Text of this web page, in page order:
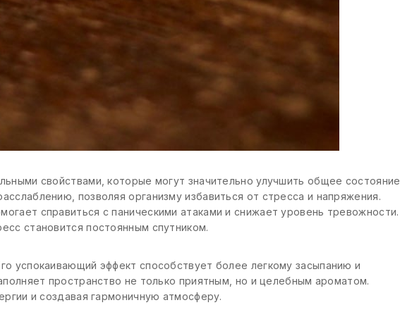
свойствами, которые могут значительно улучшить общее состояние
позволяя организму избавиться от стресса и напряжения.
справиться с паническими атаками и снижает уровень тревожности.
становится постоянным спутником.
успокаивающий эффект способствует более легкому засыпанию и
пространство не только приятным, но и целебным ароматом.
и создавая гармоничную атмосферу.